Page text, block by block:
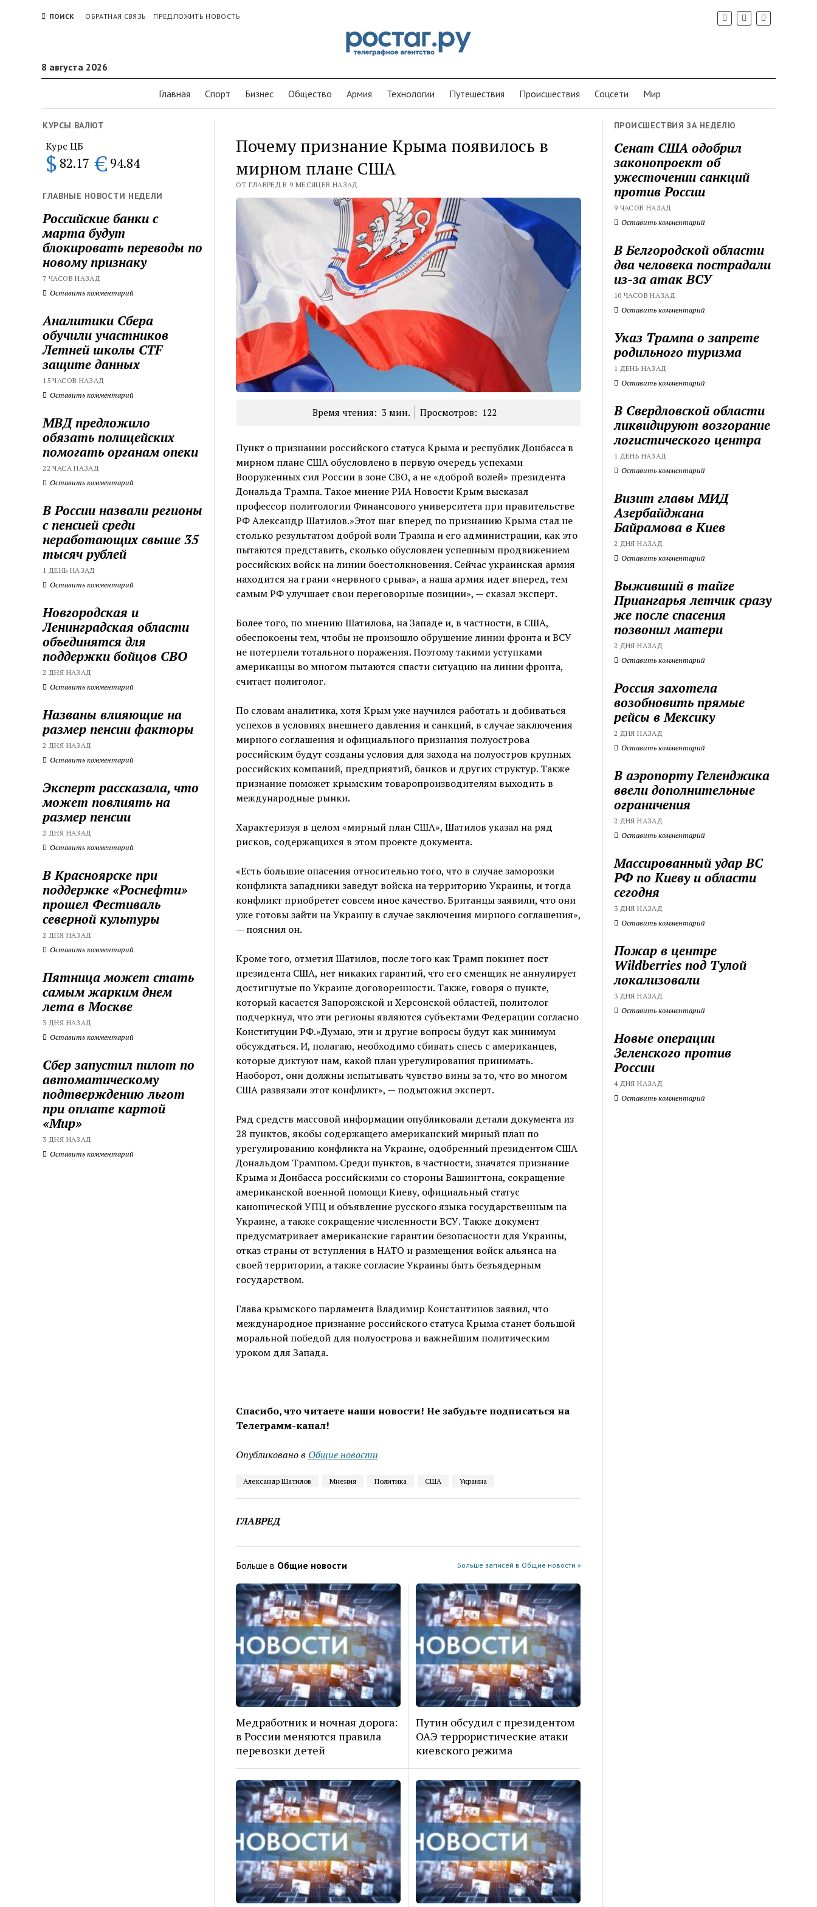
ПОИСК ОБРАТНАЯ СВЯЗЬ ПРЕДЛОЖИТЬ НОВОСТЬ
8 августа 2026
Главная Спорт Бизнес Общество Армия Технологии Путешествия Проиcшествия Соцсети Мир
КУРСЫ ВАЛЮТ
Курс ЦБ
$ 82.17 € 94.84
ГЛАВНЫЕ НОВОСТИ НЕДЕЛИ
Российские банки с
марта будут
блокировать переводы по
новому признаку
7 ЧАСОВ НАЗАД
Оставить комментарий
Аналитики Сбера
обучили участников
Летней школы CTF
защите данных
15 ЧАСОВ НАЗАД
Оставить комментарий
МВД предложило
обязать полицейских
помогать органам опеки
22 ЧАСА НАЗАД
Оставить комментарий
В России назвали регионы
с пенсией среди
неработающих свыше 35
тысяч рублей
1 ДЕНЬ НАЗАД
Оставить комментарий
Новгородская и
Ленинградская области
объединятся для
поддержки бойцов СВО
2 ДНЯ НАЗАД
Оставить комментарий
Названы влияющие на
размер пенсии факторы
2 ДНЯ НАЗАД
Оставить комментарий
Эксперт рассказала, что
может повлиять на
размер пенсии
2 ДНЯ НАЗАД
Оставить комментарий
В Красноярске при
поддержке «Роснефти»
прошел Фестиваль
северной культуры
2 ДНЯ НАЗАД
Оставить комментарий
Пятница может стать
самым жарким днем
лета в Москве
3 ДНЯ НАЗАД
Оставить комментарий
Сбер запустил пилот по
автоматическому
подтверждению льгот
при оплате картой
«Мир»
3 ДНЯ НАЗАД
Оставить комментарий
Почему признание Крыма появилось в
мирном плане США
ОТ ГЛАВРЕД В 9 МЕСЯЦЕВ НАЗАД
Время чтения: 3 мин. Просмотров: 122
Пункт о признании российского статуса Крыма и республик Донбасса в
мирном плане США обусловлено в первую очередь успехами
Вооруженных сил России в зоне СВО, а не «доброй волей» президента
Дональда Трампа. Такое мнение РИА Новости Крым высказал
профессор политологии Финансового университета при правительстве
РФ Александр Шатилов.»Этот шаг вперед по признанию Крыма стал не
столько результатом доброй воли Трампа и его администрации, как это
пытаются представить, сколько обусловлен успешным продвижением
российских войск на линии боестолкновения. Сейчас украинская армия
находится на грани «нервного срыва», а наша армия идет вперед, тем
самым РФ улучшает свои переговорные позиции», — сказал эксперт.
Более того, по мнению Шатилова, на Западе и, в частности, в США,
обеспокоены тем, чтобы не произошло обрушение линии фронта и ВСУ
не потерпели тотального поражения. Поэтому такими уступками
американцы во многом пытаются спасти ситуацию на линии фронта,
считает политолог.
По словам аналитика, хотя Крым уже научился работать и добиваться
успехов в условиях внешнего давления и санкций, в случае заключения
мирного соглашения и официального признания полуострова
российским будут созданы условия для захода на полуостров крупных
российских компаний, предприятий, банков и других структур. Также
признание поможет крымским товаропроизводителям выходить в
международные рынки.
Характеризуя в целом «мирный план США», Шатилов указал на ряд
рисков, содержащихся в этом проекте документа.
«Есть большие опасения относительно того, что в случае заморозки
конфликта западники заведут войска на территорию Украины, и тогда
конфликт приобретет совсем иное качество. Британцы заявили, что они
уже готовы зайти на Украину в случае заключения мирного соглашения»,
— пояснил он.
Кроме того, отметил Шатилов, после того как Трамп покинет пост
президента США, нет никаких гарантий, что его сменщик не аннулирует
достигнутые по Украине договоренности. Также, говоря о пункте,
который касается Запорожской и Херсонской областей, политолог
подчеркнул, что эти регионы являются субъектами Федерации согласно
Конституции РФ.»Думаю, эти и другие вопросы будут как минимум
обсуждаться. И, полагаю, необходимо сбивать спесь с американцев,
которые диктуют нам, какой план урегулирования принимать.
Наоборот, они должны испытывать чувство вины за то, что во многом
США развязали этот конфликт», — подытожил эксперт.
Ряд средств массовой информации опубликовали детали документа из
28 пунктов, якобы содержащего американский мирный план по
урегулированию конфликта на Украине, одобренный президентом США
Дональдом Трампом. Среди пунктов, в частности, значатся признание
Крыма и Донбасса российскими со стороны Вашингтона, сокращение
американской военной помощи Киеву, официальный статус
канонической УПЦ и объявление русского языка государственным на
Украине, а также сокращение численности ВСУ. Также документ
предусматривает американские гарантии безопасности для Украины,
отказ страны от вступления в НАТО и размещения войск альянса на
своей территории, а также согласие Украины быть безъядерным
государством.
Глава крымского парламента Владимир Константинов заявил, что
международное признание российского статуса Крыма станет большой
моральной победой для полуострова и важнейшим политическим
уроком для Запада.
Спасибо, что читаете наши новости! Не забудьте подписаться на
Телеграмм-канал!
Опубликовано в Общие новости
Александр Шатилов Мнения Политика США Украина
ГЛАВРЕД
Больше в Общие новости Больше записей в Общие новости »
Медработник и ночная дорога:
в России меняются правила
перевозки детей
Путин обсудил с президентом
ОАЭ террористические атаки
киевского режима
ПРОИСШЕСТВИЯ ЗА НЕДЕЛЮ
Сенат США одобрил
законопроект об
ужесточении санкций
против России
9 ЧАСОВ НАЗАД
Оставить комментарий
В Белгородской области
два человека пострадали
из-за атак ВСУ
10 ЧАСОВ НАЗАД
Оставить комментарий
Указ Трампа о запрете
родильного туризма
1 ДЕНЬ НАЗАД
Оставить комментарий
В Свердловской области
ликвидируют возгорание
логистического центра
1 ДЕНЬ НАЗАД
Оставить комментарий
Визит главы МИД
Азербайджана
Байрамова в Киев
2 ДНЯ НАЗАД
Оставить комментарий
Выживший в тайге
Приангарья летчик сразу
же после спасения
позвонил матери
2 ДНЯ НАЗАД
Оставить комментарий
Россия захотела
возобновить прямые
рейсы в Мексику
2 ДНЯ НАЗАД
Оставить комментарий
В аэропорту Геленджика
ввели дополнительные
ограничения
2 ДНЯ НАЗАД
Оставить комментарий
Массированный удар ВС
РФ по Киеву и области
сегодня
3 ДНЯ НАЗАД
Оставить комментарий
Пожар в центре
Wildberries под Тулой
локализовали
3 ДНЯ НАЗАД
Оставить комментарий
Новые операции
Зеленского против
России
4 ДНЯ НАЗАД
Оставить комментарий